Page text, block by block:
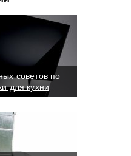
советов по
для кухни